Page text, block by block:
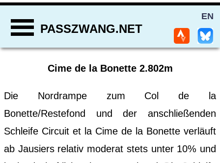
EN
PASSZWANG.NET
Cime de la Bonette 2.802m
Die Nordrampe zum Col de la
Bonette/Restefond und der anschließenden
Schleife Circuit et la Cime de la Bonette verläuft
ab Jausiers relativ moderat stets unter 10% und